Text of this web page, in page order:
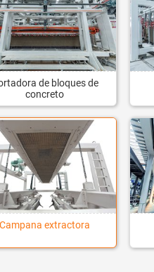
de bloques de
concreto
Campana extractora